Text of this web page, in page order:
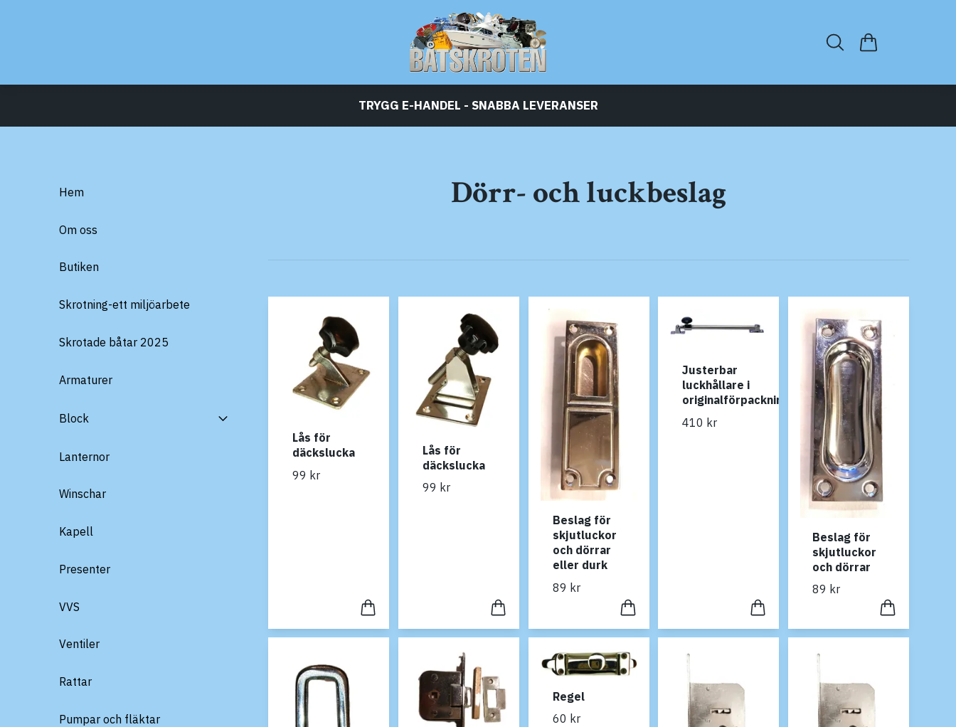
TRYGG E-HANDEL - SNABBA LEVERANSER
Hem
Om oss
Butiken
Skrotning-ett miljöarbete
Skrotade båtar 2025
Armaturer
Block
Lanternor
Winschar
Kapell
Presenter
VVS
Ventiler
Rattar
Pumpar och fläktar
Dörr- och luckbeslag
Lås för
däckslucka
99 kr
Lås för
däckslucka
99 kr
Beslag för
skjutluckor
och dörrar
eller durk
89 kr
Justerbar
luckhållare i
originalförpackning
410 kr
Beslag för
skjutluckor
och dörrar
89 kr
Regel
60 kr